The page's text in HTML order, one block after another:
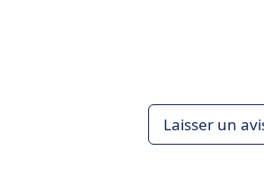
Laisser un